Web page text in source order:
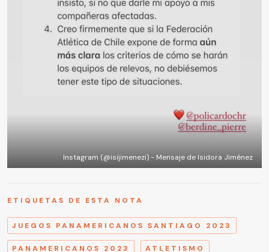
Instagram (@isijimenezi) - Mensaje de Isidora Jiménez
ETIQUETAS DE ESTA NOTA
JUEGOS PANAMERICANOS SANTIAGO 2023
PANAMERICANOS 2023 ATLETISMO